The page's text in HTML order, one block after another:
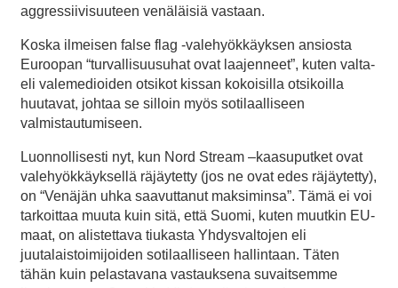
aggressiivisuuteen venäläisiä vastaan.
Koska ilmeisen false flag -valehyökkäyksen ansiosta
Euroopan “turvallisuusuhat ovat laajenneet”, kuten valta-
eli valemedioiden otsikot kissan kokoisilla otsikoilla
huutavat, johtaa se silloin myös sotilaalliseen
valmistautumiseen.
Luonnollisesti nyt, kun Nord Stream –kaasuputket ovat
valehyökkäyksellä räjäytetty (jos ne ovat edes räjäytetty),
on “Venäjän uhka saavuttanut maksiminsa”. Tämä ei voi
tarkoittaa muuta kuin sitä, että Suomi, kuten muutkin EU-
maat, on alistettava tiukasta Yhdysvaltojen eli
juutalaistoimijoiden sotilaalliseen hallintaan. Täten
tähän kuin pelastavana vastauksena suvaitsemme